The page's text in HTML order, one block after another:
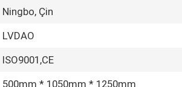
Ningbo, Çin
LVDAO
ISO9001,CE
500mm * 1050mm * 1250mm